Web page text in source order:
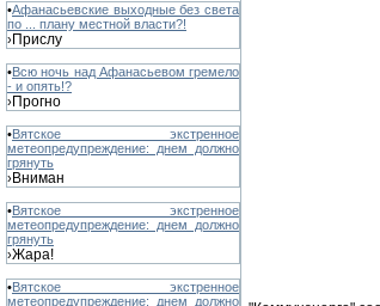
•Афанасьевские выходные без света
по ... плану местной власти?!
›Прислу
•Всю ночь над Афанасьевом гремело
- и опять!?
›Прогно
•Вятское экстренное
метеопредупреждение: днем должно
грянуть
›Вниман
•Вятское экстренное
метеопредупреждение: днем должно
грянуть
›Жара!
•Вятское экстренное
метеопредупреждение: днем должно